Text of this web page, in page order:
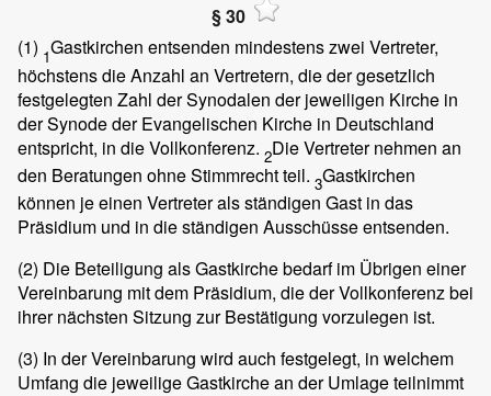
§ 30
(1) 1Gastkirchen entsenden mindestens zwei Vertreter,
höchstens die Anzahl an Vertretern, die der gesetzlich
festgelegten Zahl der Synodalen der jeweiligen Kirche in
der Synode der Evangelischen Kirche in Deutschland
entspricht, in die Vollkonferenz. 2Die Vertreter nehmen an
den Beratungen ohne Stimmrecht teil. 3Gastkirchen
können je einen Vertreter als ständigen Gast in das
Präsidium und in die ständigen Ausschüsse entsenden.
(2) Die Beteiligung als Gastkirche bedarf im Übrigen einer
Vereinbarung mit dem Präsidium, die der Vollkonferenz bei
ihrer nächsten Sitzung zur Bestätigung vorzulegen ist.
(3) In der Vereinbarung wird auch festgelegt, in welchem
Umfang die jeweilige Gastkirche an der Umlage teilnimmt